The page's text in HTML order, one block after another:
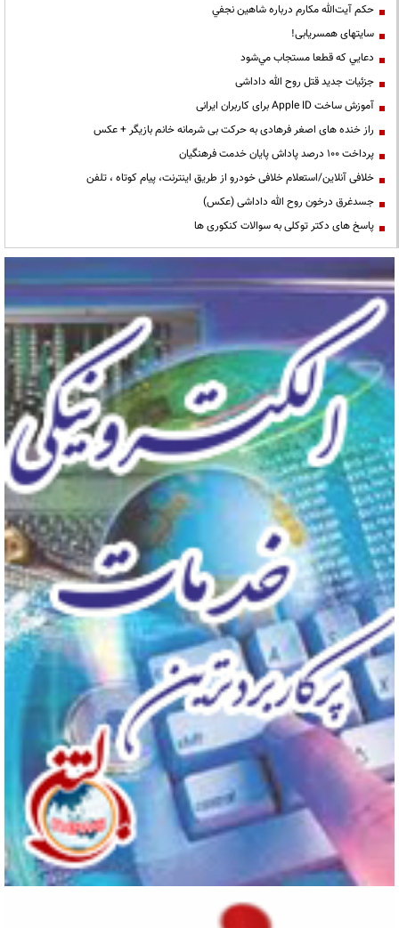
حكم آيت‌الله مكارم درباره شاهين نجفي
سایتهای همسریابی!
دعايي كه قطعا مستجاب مي‌شود
جزئیات جدید قتل روح الله داداشی
آموزش ساخت Apple ID برای کاربران ایرانی
راز خنده های اصغر فرهادی به حرکت بی شرمانه خانم بازیگر + عکس
پرداخت ۱۰۰ درصد پاداش پایان خدمت فرهنگیان
خلافی آنلاین/استعلام خلافی خودرو از طریق اینترنت، پیام کوتاه ، تلفن
جسدغرق درخون روح الله داداشی (عکس)
پاسخ های دکتر توکلی به سوالات کنکوری ها